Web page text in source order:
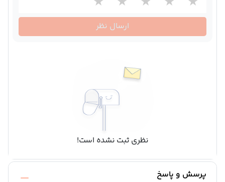
ارسال نظر
نظری ثبت نشده است!
پرسش و پاسخ